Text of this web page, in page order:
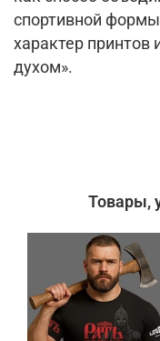
спортивной
характер
духом».
Товары,